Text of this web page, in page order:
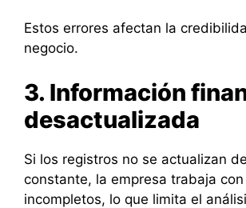
Estos errores afectan la
negocio.
3. Información
desactualizada
Si los registros no se actualizan
constante, la empresa trabaja
incompletos, lo que limita el